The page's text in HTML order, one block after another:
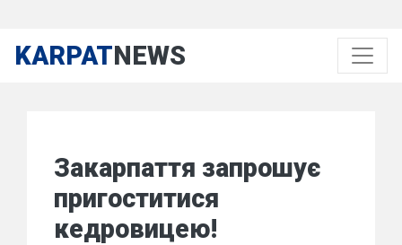
KARPATNEWS
Закарпаття запрошує
пригоститися
кедровицею!